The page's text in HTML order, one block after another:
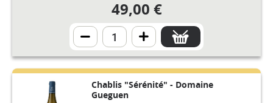
49,00 €
Chablis "Sérénité" - Domaine
Gueguen